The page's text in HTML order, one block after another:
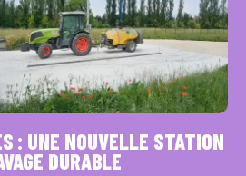
: UNE NOUVELLE STATION
DURABLE